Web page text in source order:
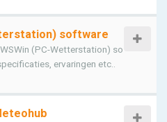
software
(PC-Wetterstation) so
ervaringen etc..